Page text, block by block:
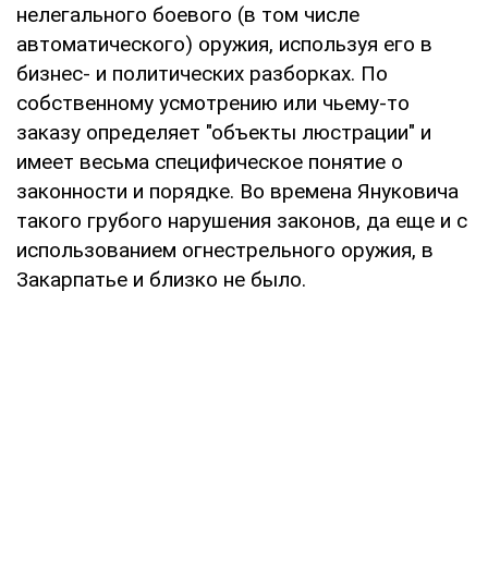
нелегального боевого (в том числе
автоматического) оружия, используя его в
бизнес- и политических разборках. По
собственному усмотрению или чьему-то
заказу определяет "объекты люстрации" и
имеет весьма специфическое понятие о
законности и порядке. Во времена Януковича
такого грубого нарушения законов, да еще и с
использованием огнестрельного оружия, в
Закарпатье и близко не было.